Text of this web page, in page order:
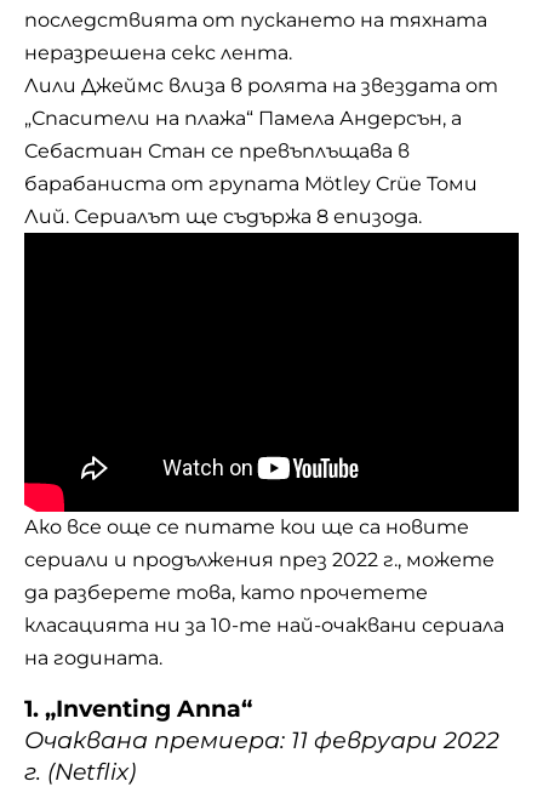
последствията от пускането на тяхната
неразрешена секс лента.
Лили Джеймс влиза в ролята на звездата от
„Спасители на плажа“ Памела Андерсън, а
Себастиан Стан се превъплъщава в
барабаниста от групата Mötley Crüe Томи
Лий. Сериалът ще съдържа 8 епизода.
Ако все още се питате кои ще са новите
сериали и продължения през 2022 г., можете
да разберете това, като прочетете
класацията ни за 10-те най-очаквани сериала
на годината.
1. „Inventing Anna“
Очаквана премиера: 11 февруари 2022
г. (Netflix)